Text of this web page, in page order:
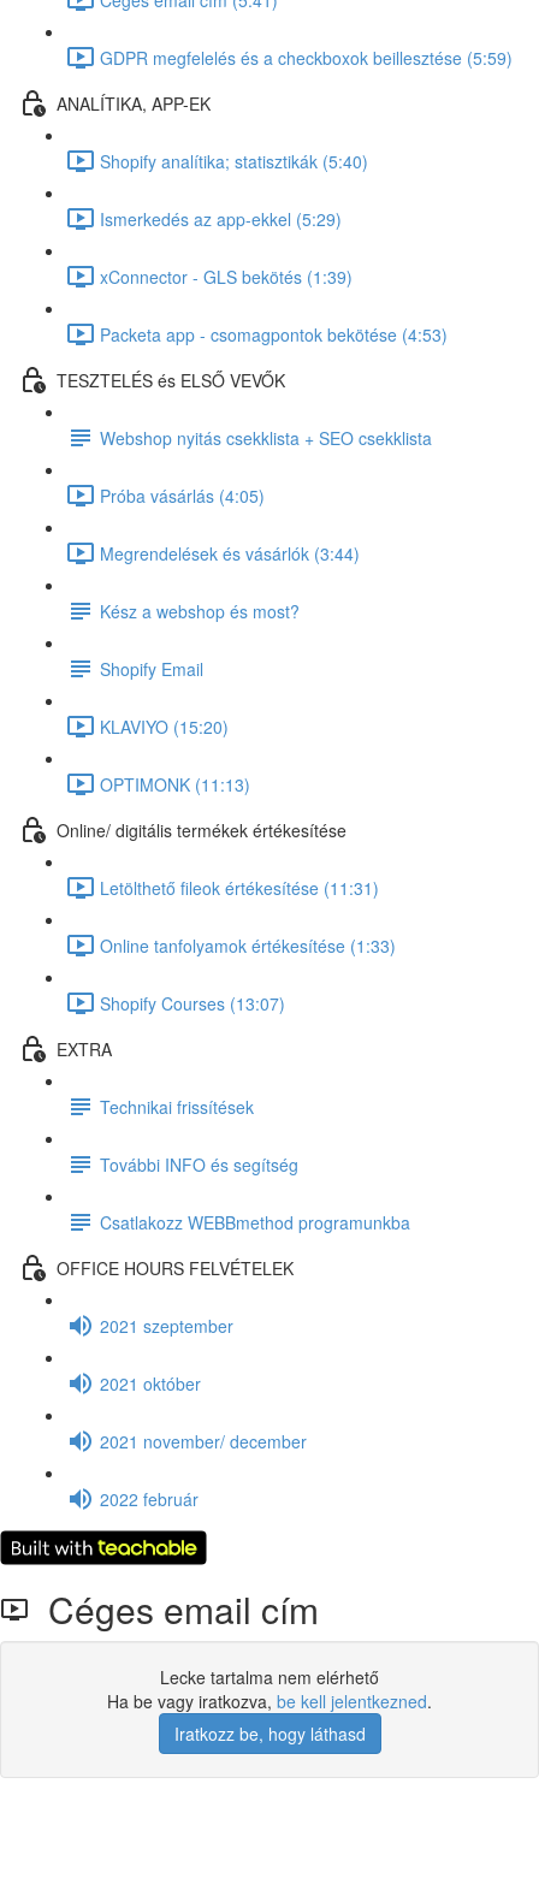
GDPR megfelelés és a checkboxok beillesztése (5:59)
ANALÍTIKA, APP-EK
Shopify analítika; statisztikák (5:40)
Ismerkedés az app-ekkel (5:29)
xConnector - GLS bekötés (1:39)
Packeta app - csomagpontok bekötése (4:53)
TESZTELÉS és ELSŐ VEVŐK
Webshop nyitás csekklista + SEO csekklista
Próba vásárlás (4:05)
Megrendelések és vásárlók (3:44)
Kész a webshop és most?
Shopify Email
KLAVIYO (15:20)
OPTIMONK (11:13)
Online/ digitális termékek értékesítése
Letölthető fileok értékesítése (11:31)
Online tanfolyamok értékesítése (1:33)
Shopify Courses (13:07)
EXTRA
Technikai frissítések
További INFO és segítség
Csatlakozz WEBBmethod programunkba
OFFICE HOURS FELVÉTELEK
2021 szeptember
2021 október
2021 november/ december
2022 február
Céges email cím
Lecke tartalma nem elérhető
Ha be vagy iratkozva, be kell jelentkezned.
Iratkozz be, hogy láthasd